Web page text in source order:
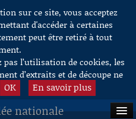
sur ce site, vous acceptez
d'accéder à certaines
peut être retiré à tout
pas l’utilisation de cookies, les
d’extraits et de découpe ne
OK En savoir plus
nationale